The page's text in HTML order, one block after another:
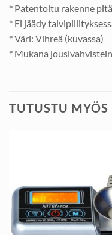
* Patentoitu rakenne
* Ei jäädy
*Väri: Vihreä (kuvassa)
* Mukana
TUTUSTU MYÖS